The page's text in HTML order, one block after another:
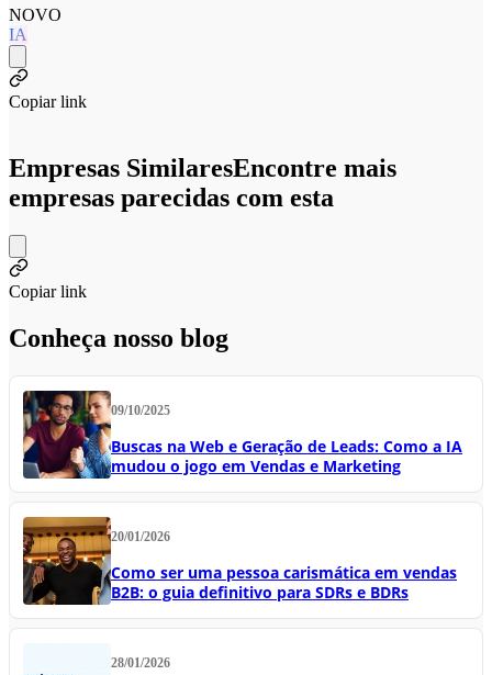
NOVO
IA
Copiar link
Empresas SimilaresEncontre mais
empresas parecidas com esta
Copiar link
Conheça nosso blog
09/10/2025
Buscas na Web e Geração de Leads: Como a IA
mudou o jogo em Vendas e Marketing
20/01/2026
Como ser uma pessoa carismática em vendas
B2B: o guia definitivo para SDRs e BDRs
28/01/2026